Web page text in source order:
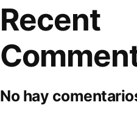
Recent
No hay